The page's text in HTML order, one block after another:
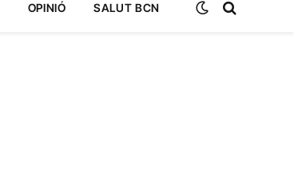
OPINIÓ SALUT BCN